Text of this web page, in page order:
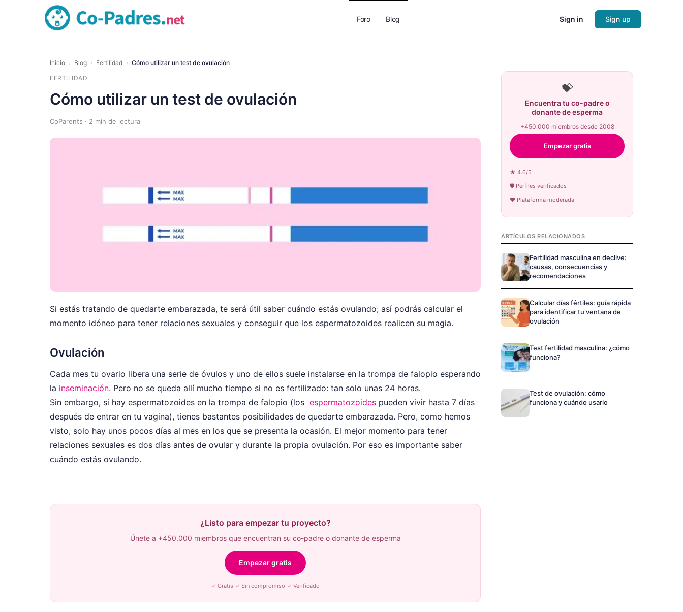
Foro Blog Sign in Sign up
Inicio › Blog › Fertilidad › Cómo utilizar un test de ovulación
FERTILIDAD
Cómo utilizar un test de ovulación
CoParents · 2 min de lectura
Si estás tratando de quedarte embarazada, te será útil saber cuándo estás ovulando; así podrás calcular el
momento idóneo para tener relaciones sexuales y conseguir que los espermatozoides realicen su magia.
Ovulación
Cada mes tu ovario libera una serie de óvulos y uno de ellos suele instalarse en la trompa de falopio esperando
la inseminación. Pero no se queda allí mucho tiempo si no es fertilizado: tan solo unas 24 horas.
Sin embargo, si hay espermatozoides en la trompa de falopio (los espermatozoides pueden vivir hasta 7 días
después de entrar en tu vagina), tienes bastantes posibilidades de quedarte embarazada. Pero, como hemos
visto, solo hay unos pocos días al mes en los que se presenta la ocasión. El mejor momento para tener
relaciones sexuales es dos días antes de ovular y durante la propia ovulación. Por eso es importante saber
cuándo estás ovulando.
¿Listo para empezar tu proyecto?
Únete a +450.000 miembros que encuentran su co-padre o donante de esperma
Empezar gratis
✓ Gratis ✓ Sin compromiso ✓ Verificado
💝
Encuentra tu co-padre o
donante de esperma
+450.000 miembros desde 2008
Empezar gratis
★ 4.6/5
🛡 Perfiles verificados
♥ Plataforma moderada
ARTÍCULOS RELACIONADOS
Fertilidad masculina en declive:
causas, consecuencias y
recomendaciones
Calcular días fértiles: guía rápida
para identificar tu ventana de
ovulación
Test fertilidad masculina: ¿cómo
funciona?
Test de ovulación: cómo
funciona y cuándo usarlo